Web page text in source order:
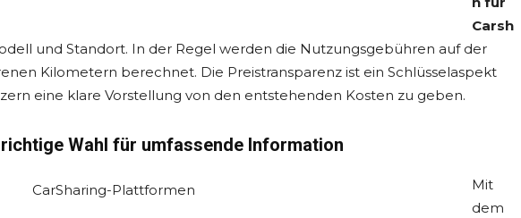
Carsh
und Standort. In der Regel werden die Nutzungsgebühren auf der
Kilometern berechnet. Die Preistransparenz ist ein Schlüsselaspekt
eine klare Vorstellung von den entstehenden Kosten zu geben.
Wahl für umfassende Information
Mit
dem